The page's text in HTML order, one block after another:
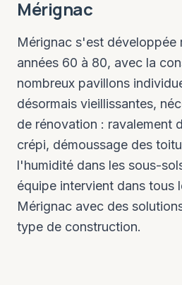
Mérignac
Mérignac s'est développée
années 60 à 80, avec la
nombreux pavillons
désormais vieillissantes,
de rénovation : ravalement
crépi, démoussage des
l'humidité dans les sous-
équipe intervient dans tous
Mérignac avec des
type de construction.